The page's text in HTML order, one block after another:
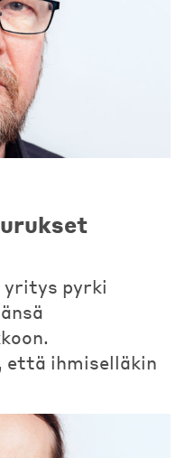
yritys pyrki
että ihmiselläkin